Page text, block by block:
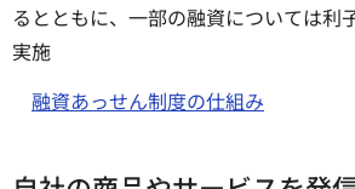
るとともに、一部の融資については利
実施
融資あっせん制度の仕組み